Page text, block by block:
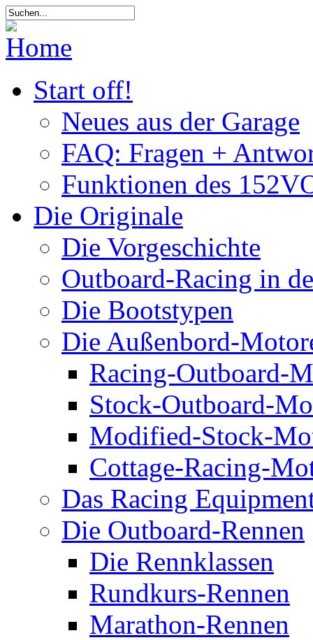
Start off!
Neues aus der Garage
FAQ: Fragen +
Funktionen des
Die Originale
Die Vorgeschichte
Outboard-Racing in
Die Bootstypen
Die Außenbord-
Racing-Outboard-
Stock-Outboard-
Modified-Stock-
Cottage-Racing-
Das Racing
Die Outboard-Rennen
Die Rennklassen
Rundkurs-Rennen
Marathon-Rennen